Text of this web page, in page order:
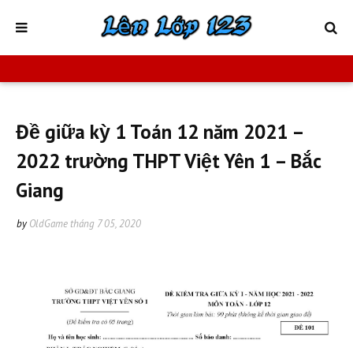
Đề giữa kỳ 1 Toán 12 năm 2021 –
2022 trường THPT Việt Yên 1 – Bắc
Giang
by OldGame tháng 7 05, 2020